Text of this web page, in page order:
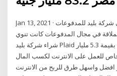
Jan 13, 2021 · إلغاء صفقة فيزا للاستحواذ على شركة بليد للمدفوعات
في مجال المدفوعات كانت تنوي
شراء شركة بليد Plaid الناشئة في وادي السيليكون وذلك بقيمة 5.3 مليار
للعمل على الانترنت لكسب المال
افضل واسهل طرق للربح من الانترنت